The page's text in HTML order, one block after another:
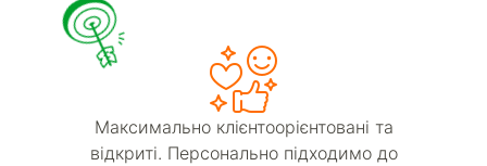
Максимально клієнтоорієнтовані та
відкриті. Персонально підходимо до